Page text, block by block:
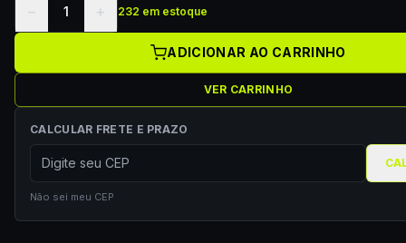
− 1 + 232 em estoque
ADICIONAR AO CARRINHO
VER CARRINHO
CALCULAR FRETE E PRAZO
Não sei meu CEP